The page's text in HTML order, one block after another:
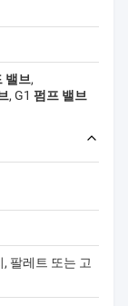
밸브,
, G1 펌프 밸브
팔레트 또는 고